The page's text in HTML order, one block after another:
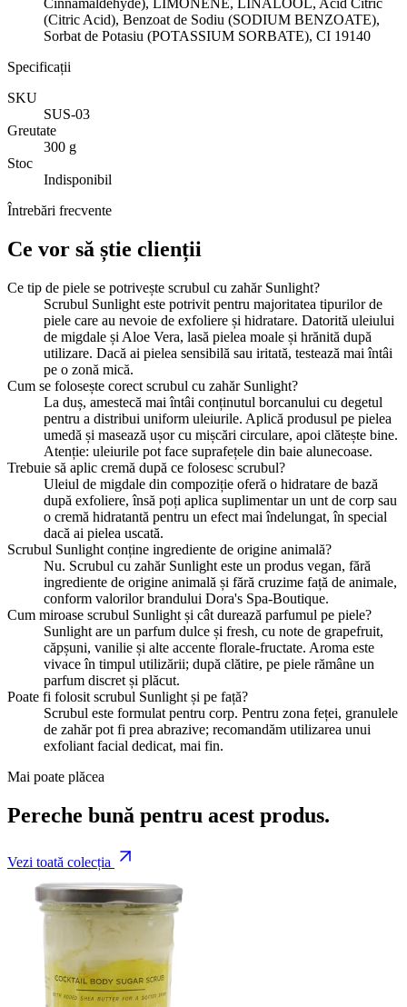
(Citric Acid), Benzoat de Sodiu (SODIUM BENZOATE),
Sorbat de Potasiu (POTASSIUM SORBATE), CI 19140
Specificații
SKU
SUS-03
Greutate
300 g
Stoc
Indisponibil
Întrebări frecvente
Ce vor să știe clienții
Ce tip de piele se potrivește scrubul cu zahăr Sunlight?
Scrubul Sunlight este potrivit pentru majoritatea tipurilor de
piele care au nevoie de exfoliere și hidratare. Datorită uleiului
de migdale și Aloe Vera, lasă pielea moale și hrănită după
utilizare. Dacă ai pielea sensibilă sau iritată, testează mai întâi
pe o zonă mică.
Cum se folosește corect scrubul cu zahăr Sunlight?
La duș, amestecă mai întâi conținutul borcanului cu degetul
pentru a distribui uniform uleiurile. Aplică produsul pe pielea
umedă și masează ușor cu mișcări circulare, apoi clătește bine.
Atenție: uleiurile pot face suprafețele din baie alunecoase.
Trebuie să aplic cremă după ce folosesc scrubul?
Uleiul de migdale din compoziție oferă o hidratare de bază
după exfoliere, însă poți aplica suplimentar un unt de corp sau
o cremă hidratantă pentru un efect mai îndelungat, în special
dacă ai pielea uscată.
Scrubul Sunlight conține ingrediente de origine animală?
Nu. Scrubul cu zahăr Sunlight este un produs vegan, fără
ingrediente de origine animală și fără cruzime față de animale,
conform valorilor brandului Dora's Spa-Boutique.
Cum miroase scrubul Sunlight și cât durează parfumul pe piele?
Sunlight are un parfum dulce și fresh, cu note de grapefruit,
căpșuni, vanilie și alte accente florale-fructate. Aroma este
vivace în timpul utilizării; după clătire, pe piele rămâne un
parfum discret și plăcut.
Poate fi folosit scrubul Sunlight și pe față?
Scrubul este formulat pentru corp. Pentru zona feței, granulele
de zahăr pot fi prea abrazive; recomandăm utilizarea unui
exfoliant facial dedicat, mai fin.
Mai poate plăcea
Pereche bună pentru acest produs.
Vezi toată colecția